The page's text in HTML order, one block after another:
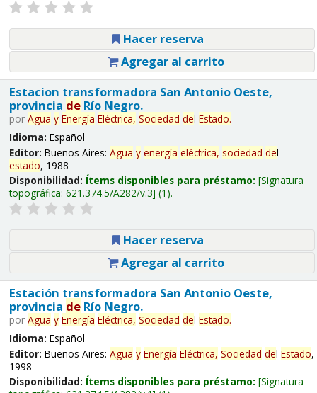
Hacer reserva
Agregar al carrito
Estacion transformadora San Antonio Oeste,
provincia deRío Negro.
por Agua y Energía Eléctrica, Sociedad del Estado.
Idioma: Español
Editor: Buenos Aires: Agua y energía eléctrica, sociedad del
estado, 1988
Disponibilidad: Ítems disponibles para préstamo: Signatura
topográfica: 621.374.5/A282/v.3 (1).
Hacer reserva
Agregar al carrito
Estación transformadora San Antonio Oeste,
provincia deRío Negro.
por Agua y Energía Eléctrica, Sociedad del Estado.
Idioma: Español
Editor: Buenos Aires: Agua y Energía Eléctrica, Sociedad del Estado,
1998
Disponibilidad: Ítems disponibles para préstamo: Signatura